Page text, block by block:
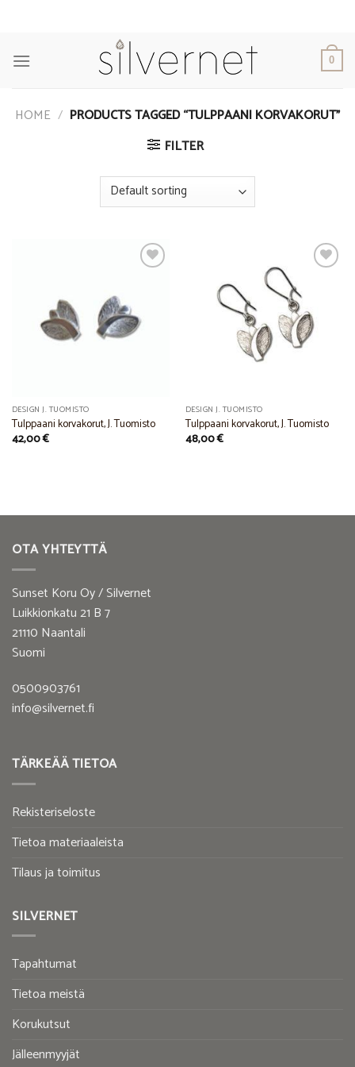
0
HOME / PRODUCTS TAGGED “TULPPAANI KORVAKORUT”
FILTER
Wishlist
DESIGN J. TUOMISTO
Tulppaani korvakorut, J. Tuomisto
42,00€
Wishlist
DESIGN J. TUOMISTO
Tulppaani korvakorut, J. Tuomisto
48,00€
OTA YHTEYTTÄ
Sunset Koru Oy / Silvernet
Luikkionkatu 21 B 7
21110 Naantali
Suomi
0500903761
info@silvernet.fi
TÄRKEÄÄ TIETOA
Rekisteriseloste
Tietoa materiaaleista
Tilaus ja toimitus
SILVERNET
Tapahtumat
Tietoa meistä
Korukutsut
Jälleenmyyjät